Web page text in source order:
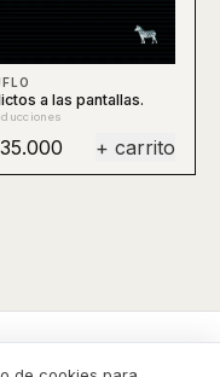
a las pantallas.
+ carrito